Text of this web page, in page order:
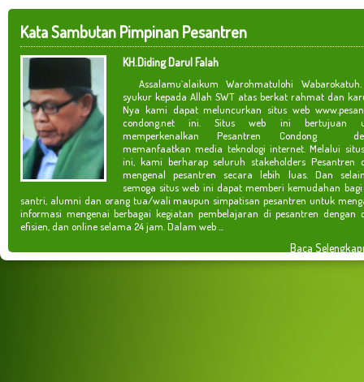
Kata Sambutan Pimpinan Pesantren
KH.Diding Darul Falah
Assalamu`alaikum Warohmatulohi
syukur kepada Allah SWT atas berkat rahmat dan
Nya kami dapat meluncurkan situs web
condong.net ini. Situs web ini bertujuan
memperkenalkan Pesantren Condong
memanfaatkan media teknologi internet. Melalui
ini, kami berharap seluruh stakeholders Pesantren
mengenal pesantren secara lebih luas. Dan
semoga situs web ini dapat memberi kemudahan
santri, alumni dan orang tua/wali maupun simpatisan pesantren untuk
informasi mengenai berbagai kegiatan pembelajaran di pesantren dengan
efisien, dan online selama 24 jam. Dalam web ...
Baca